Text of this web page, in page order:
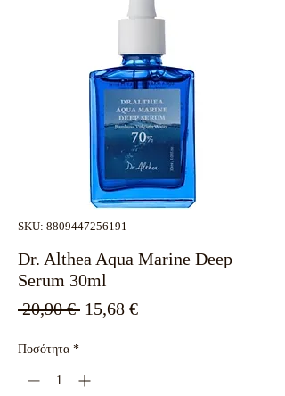
SKU: 8809447256191
Dr. Althea Aqua Marine Deep
Serum 30ml
20,90 € Κανονική
15,68 €Τιμή
Ποσότητα *